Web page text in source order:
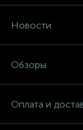
Новости
Обзоры
Оплата и